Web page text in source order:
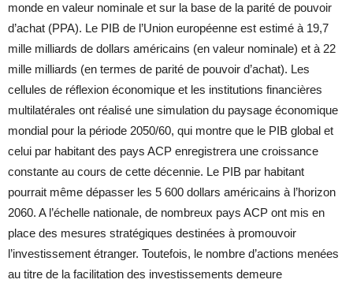
monde en valeur nominale et sur la base de la parité de pouvoir
d’achat (PPA). Le PIB de l’Union européenne est estimé à 19,7
mille milliards de dollars américains (en valeur nominale) et à 22
mille milliards (en termes de parité de pouvoir d’achat). Les
cellules de réflexion économique et les institutions financières
multilatérales ont réalisé une simulation du paysage économique
mondial pour la période 2050/60, qui montre que le PIB global et
celui par habitant des pays ACP enregistrera une croissance
constante au cours de cette décennie. Le PIB par habitant
pourrait même dépasser les 5 600 dollars américains à l’horizon
2060. A l’échelle nationale, de nombreux pays ACP ont mis en
place des mesures stratégiques destinées à promouvoir
l’investissement étranger. Toutefois, le nombre d’actions menées
au titre de la facilitation des investissements demeure